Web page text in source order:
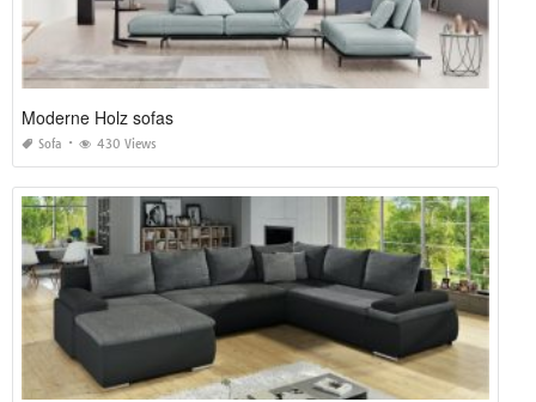
Moderne Holz sofas
Sofa 430 Views